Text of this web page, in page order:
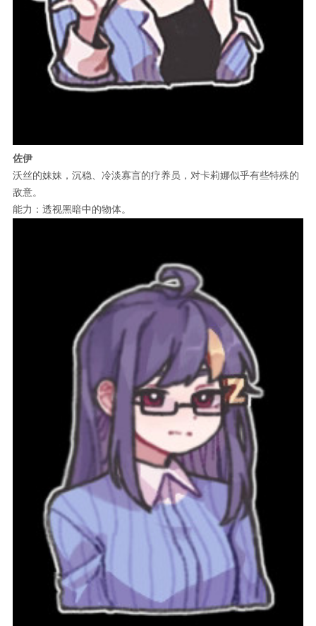
佐伊
沃丝的妹妹，沉稳、冷淡寡言的疗养员，对卡莉娜似乎有些特殊的
敌意。
能力：透视黑暗中的物体。